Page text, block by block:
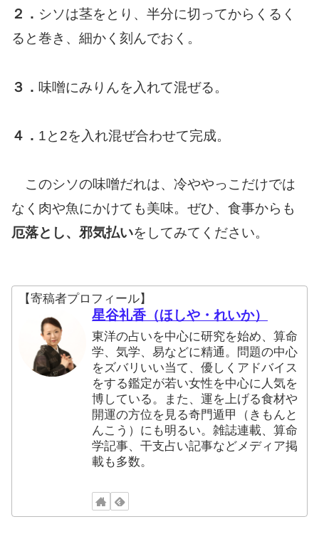
２． シソは茎をとり、半分に切ってからくるく
ると巻き、細かく刻んでおく。
３． 味噌にみりんを入れて混ぜる。
４． 1と2を入れ混ぜ合わせて完成。
このシソの味噌だれは、冷ややっこだけでは
なく肉や魚にかけても美味。ぜひ、食事からも
厄落とし、邪気払いをしてみてください。
【寄稿者プロフィール】
星谷礼香（ほしや・れいか）
東洋の占いを中心に研究を始め、算命
学、気学、易などに精通。問題の中心
をズバリいい当て、優しくアドバイス
をする鑑定が若い女性を中心に人気を
博している。また、運を上げる食材や
開運の方位を見る奇門遁甲（きもんと
んこう）にも明るい。雑誌連載、算命
学記事、干支占い記事などメディア掲
載も多数。